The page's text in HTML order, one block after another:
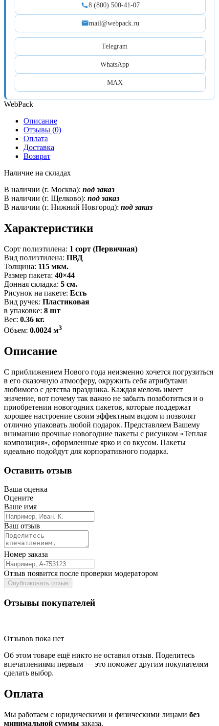
8 (800) 500-41-07
mail@webpack.ru
Telegram
WhatsApp
MAX
WebPack
Описание
Отзывы (0)
Оплата
Доставка
Возврат
Наличие на складах
В наличии (г. Москва): под заказ
В наличии (г. Щелково): под заказ
В наличии (г. Нижний Новгород): под заказ
Характеристики
Сорт полиэтилена: 1 сорт (Первичная)
Вид полиэтилена: ПВД
Толщина: 115 мкм.
Размер пакета: 40×44
Донная складка: 5 см.
Рисунок на пакете: Есть
Вид ручек: Пластиковая
в упаковке: 8 шт
Вес: 0.36 кг.
Объем: 0.0024 м3
Описание
С приближением Нового года неизменно хочется погрузиться
в его сказочную атмосферу, окружить себя атрибутами
любимого с детства праздника. Каждая мелочь имеет
значение, вот почему так важно не забыть позаботиться и о
приобретении новогодних пакетов, которые поддержат
хорошее настроение своим эффектным видом и позволят
отлично упаковать любой подарок. Представляем Вашему
вниманию прочные новогодние пакеты с рисунком «Теплая
композиция», оформленные ярко и со вкусом. Пакеты
идеально подойдут для корпоративного подарка.
Оставить отзыв
Ваша оценка
Оцените
Ваше имя
Ваш отзыв
Номер заказа
Отзыв появится после проверки модератором
Опубликовать отзыв
Отзывы покупателей
Отзывов пока нет
Об этом товаре ещё никто не оставил отзыв. Поделитесь
впечатлениями первым — это поможет другим покупателям
сделать выбор.
Оплата
Мы работаем с юридическими и физическими лицами без
минимальной суммы заказа.